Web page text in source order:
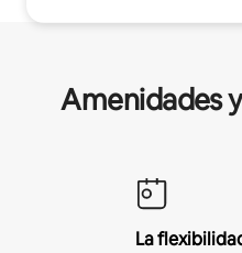
Amenidades
La